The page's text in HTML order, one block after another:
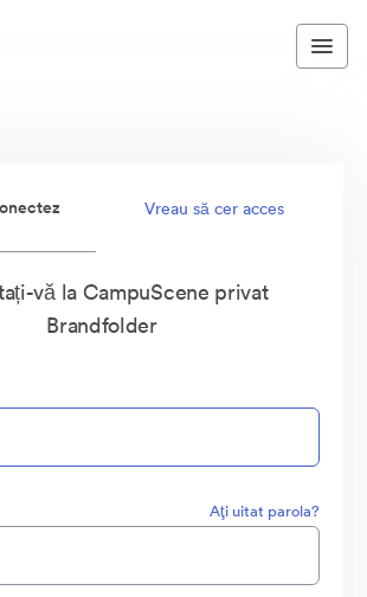
Vreau să cer acces
vă la CampuScene privat
Brandfolder
Aţi uitat parola?